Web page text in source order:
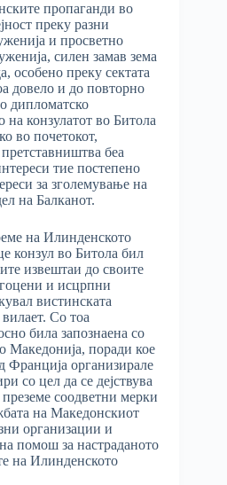
пропаганди во
преку разни
и просветно
силен замав зема
особено преку сектата
довело и до повторно
дипломатско
конзулатот во Битола
во почетокот,
беа
тие постепено
за зголемување на
на Балканот.
на Илинденското
конзул во Битола бил
извештаи до своите
и исцрпни
вистинската
Со тоа
била запознаена со
Македонија, поради кое
Франција организирале
со цел да се дејствува
соодветни мерки
на Македонскиот
организации и
помош за настраданото
на Илинденското